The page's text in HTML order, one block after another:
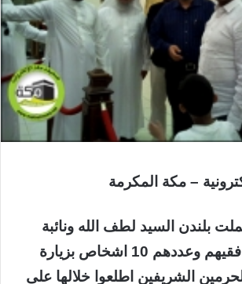
– مكة المكرمة
بلندن السيد لطف الله ونائبة
السيد وحيد ومرافقيهم وعددهم 10 اشخاص بزيارة
الشريفين اطلعوا خلالها على